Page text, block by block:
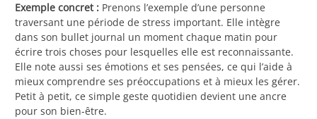
Exemple concret : Prenons l’exemple d’une personne
traversant une période de stress important. Elle intègre
dans son bullet journal un moment chaque matin pour
écrire trois choses pour lesquelles elle est reconnaissante.
Elle note aussi ses émotions et ses pensées, ce qui l’aide à
mieux comprendre ses préoccupations et à mieux les gérer.
Petit à petit, ce simple geste quotidien devient une ancre
pour son bien-être.